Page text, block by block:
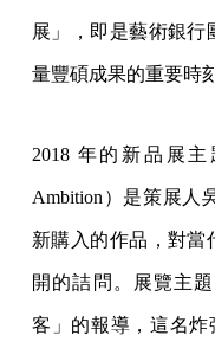
展」，即是藝術銀
量豐碩成果的重要時
2018 年的新品展
Ambition）是策展人
新購入的作品，對當
開的詰問。展覽主
客」的報導，這名炸